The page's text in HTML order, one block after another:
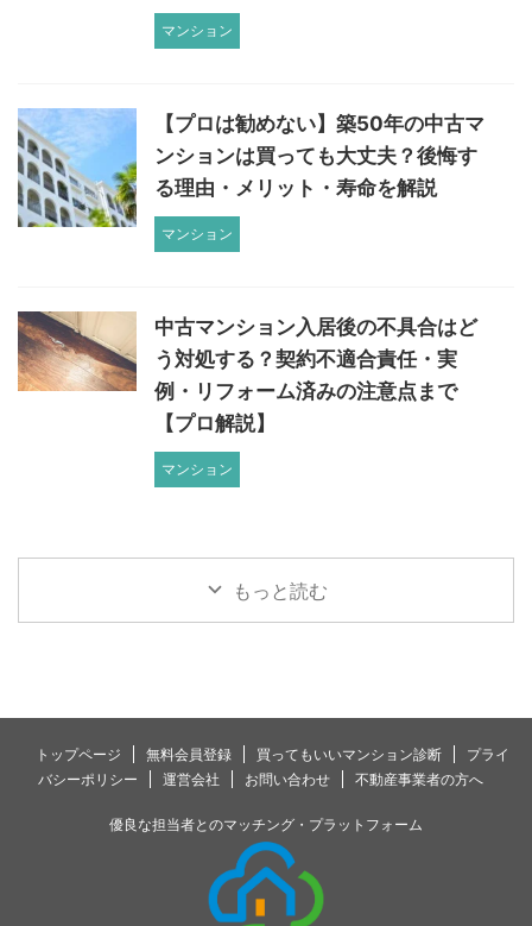
マンション
【プロは勧めない】築50年の中古マ
ンションは買っても大丈夫？後悔す
る理由・メリット・寿命を解説
マンション
中古マンション入居後の不具合はど
う対処する？契約不適合責任・実
例・リフォーム済みの注意点まで
【プロ解説】
マンション
もっと読む
トップページ 無料会員登録 買ってもいいマンション診断
プライ
バシーポリシー
運営会社 お問い合わせ 不動産事業者の方へ
優良な担当者とのマッチング・プラットフォーム